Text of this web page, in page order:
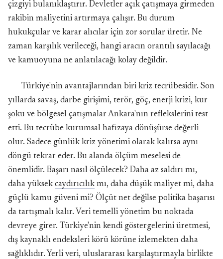
çizgiyi bulanıklaştırır. Devletler açık çatışmaya girmeden
rakibin maliyetini artırmaya çalışır. Bu durum
hukukçular ve karar alıcılar için zor sorular üretir. Ne
zaman karşılık verileceği, hangi aracın orantılı sayılacağı
ve kamuoyuna ne anlatılacağı kolay değildir.
Türkiye'nin avantajlarından biri kriz tecrübesidir. Son
yıllarda savaş, darbe girişimi, terör, göç, enerji krizi, kur
şoku ve bölgesel çatışmalar Ankara'nın reflekslerini test
etti. Bu tecrübe kurumsal hafızaya dönüşürse değerli
olur. Sadece günlük kriz yönetimi olarak kalırsa aynı
döngü tekrar eder. Bu alanda ölçüm meselesi de
önemlidir. Başarı nasıl ölçülecek? Daha az saldırı mı,
daha yüksekcaydırıcılıkmı, daha düşük maliyet mi, daha
güçlü kamu güveni mi? Ölçüt net değilse politika başarısı
da tartışmalı kalır. Veri temelli yönetim bu noktada
devreye girer. Türkiye'nin kendi göstergelerini üretmesi,
dış kaynaklı endeksleri körü körüne izlemekten daha
sağlıklıdır. Yerli veri, uluslararası karşılaştırmayla birlikte